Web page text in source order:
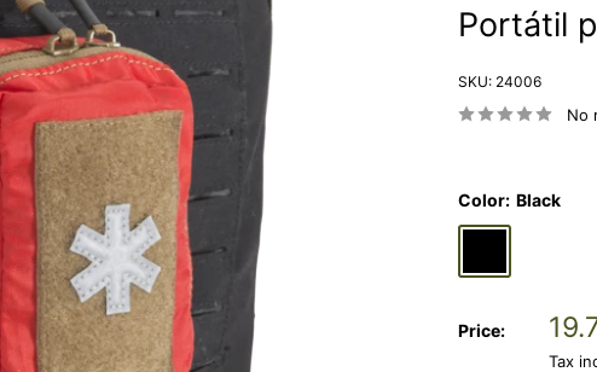
Portátil
SKU: 24006
No
Color: Black
Price:
Tax